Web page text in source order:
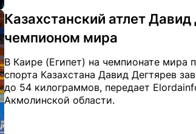
Казахстанский атлет
чемпионом мира
В Каире (Египет) на чемпионате мира
спорта Казахстана Давид Дегтярев
до 54 килограммов, передает
Акмолинской области.